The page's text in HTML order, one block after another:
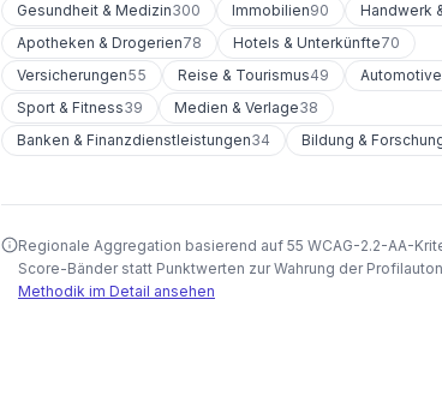
Gesundheit & Medizin300 Immobilien90 Handwerk
Apotheken & Drogerien78 Hotels & Unterkünfte70
Versicherungen55 Reise & Tourismus49
Sport & Fitness39 Medien & Verlage38
Banken & Finanzdienstleistungen34 Bildung &
Regionale Aggregation basierend auf 55 WCAG-2.2-AA-
Score-Bänder statt Punktwerten zur Wahrung der
Methodik im Detail ansehen